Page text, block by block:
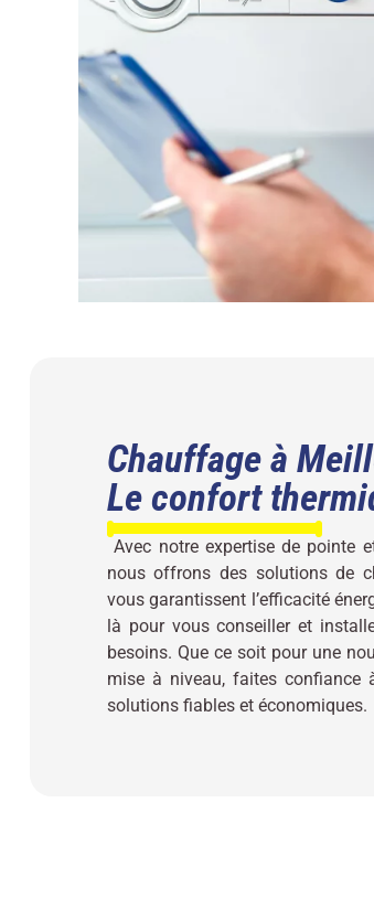
Chauffage à
Le confort
Avec notre expertise de pointe
nous offrons des solutions de
vous garantissent l’efficacité
là pour vous conseiller et
besoins. Que ce soit pour une
mise à niveau, faites confiance
solutions fiables et économiques.